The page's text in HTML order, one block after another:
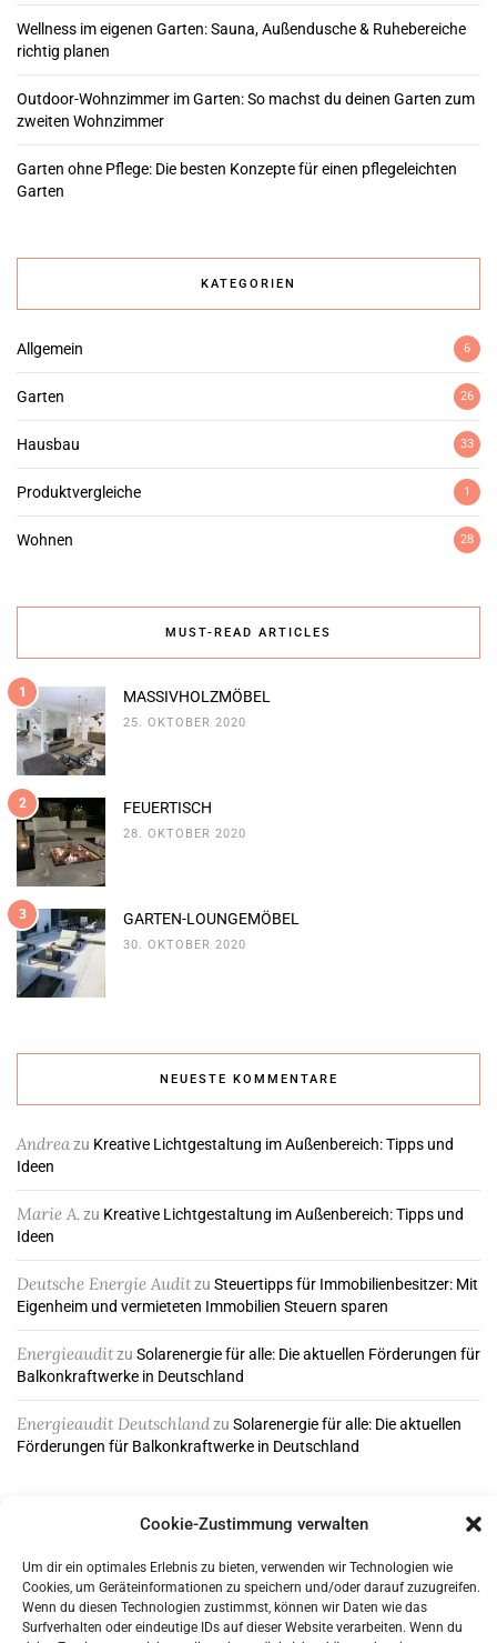
Cookie-Zustimmung verwalten
Um dir ein optimales Erlebnis zu bieten, verwenden wir Technologien wie
Cookies, um Geräteinformationen zu speichern und/oder darauf zuzugreifen.
Wenn du diesen Technologien zustimmst, können wir Daten wie das
Surfverhalten oder eindeutige IDs auf dieser Website verarbeiten. Wenn du
Wellness im eigenen Garten: Sauna, Außendusche & Ruhebereiche
richtig planen
Outdoor-Wohnzimmer im Garten: So machst du deinen Garten zum
zweiten Wohnzimmer
Garten ohne Pflege: Die besten Konzepte für einen pflegeleichten
Garten
KATEGORIEN
Allgemein 6
Garten 26
Hausbau 33
Produktvergleiche 1
Wohnen 28
MUST-READ ARTICLES
1 MASSIVHOLZMÖBEL
25. OKTOBER 2020
2 FEUERTISCH
28. OKTOBER 2020
3 GARTEN-LOUNGEMÖBEL
30. OKTOBER 2020
NEUESTE KOMMENTARE
Andreazu Kreative Lichtgestaltung im Außenbereich: Tipps und
Ideen
Marie A.zu Kreative Lichtgestaltung im Außenbereich: Tipps und
Ideen
Deutsche Energie Auditzu Steuertipps für Immobilienbesitzer: Mit
Eigenheim und vermieteten Immobilien Steuern sparen
Energieauditzu Solarenergie für alle: Die aktuellen Förderungen für
Balkonkraftwerke in Deutschland
Energieaudit Deutschlandzu Solarenergie für alle: Die aktuellen
Förderungen für Balkonkraftwerke in Deutschland